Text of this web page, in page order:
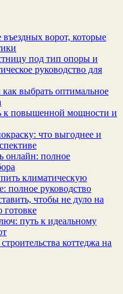
ворот, которые
под тип опоры и
руководство для
выбрать оптимальное
к повышенной мощности и
что выгоднее и
онлайн: полное
климатическую
полное руководство
чтобы не дуло на
готовке
путь к идеальному
коттеджа на